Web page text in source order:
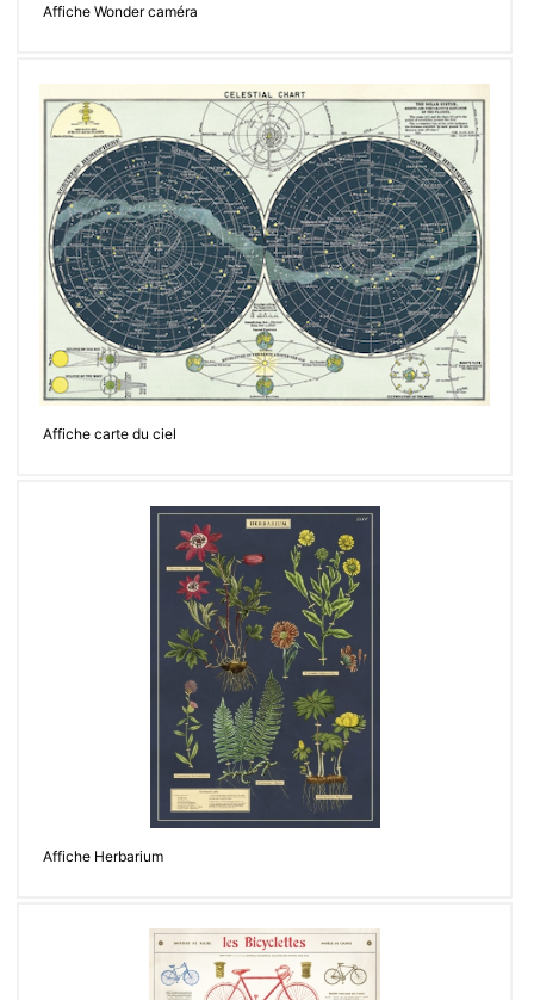
Affiche Wonder caméra
Affiche carte du ciel
Affiche Herbarium